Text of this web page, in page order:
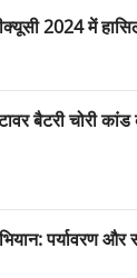
2024 में
बैटरी चोरी
पर्यावरण